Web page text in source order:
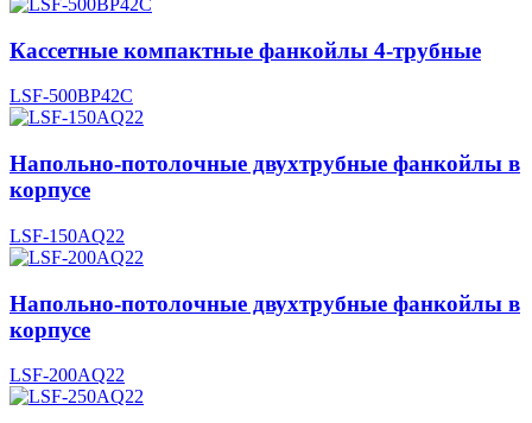
Кассетные компактные фанкойлы 4-трубные
LSF-500BP42C
Напольно-потолочные двухтрубные фанкойлы в
корпусе
LSF-150AQ22
Напольно-потолочные двухтрубные фанкойлы в
корпусе
LSF-200AQ22